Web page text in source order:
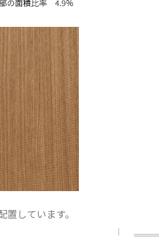
しています。